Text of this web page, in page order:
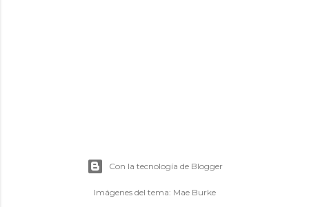
Con la tecnología de Blogger
Imágenes del tema: Mae Burke